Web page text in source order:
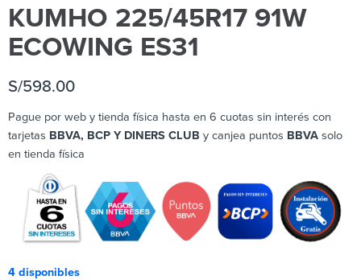
KUMHO 225/45R17 91W
ECOWING ES31
S/598.00
Pague por web y tienda física hasta en 6 cuotas sin interés con
tarjetas BBVA, BCP Y DINERS CLUB y canjea puntos BBVA solo
en tienda física
4 disponibles